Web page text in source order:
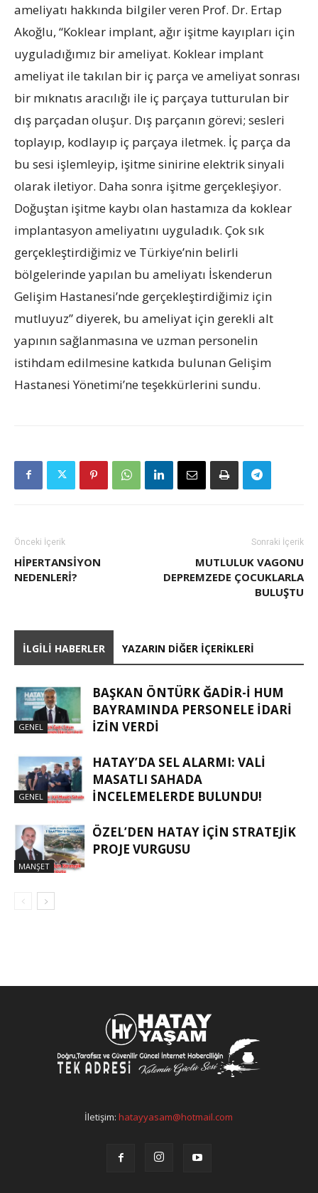
ameliyatı hakkında bilgiler veren Prof. Dr. Ertap
Akoğlu, “Koklear implant, ağır işitme kayıpları için
uyguladığımız bir ameliyat. Koklear implant
ameliyat ile takılan bir iç parça ve ameliyat sonrası
bir mıknatıs aracılığı ile iç parçaya tutturulan bir
dış parçadan oluşur. Dış parçanın görevi; sesleri
toplayıp, kodlayıp iç parçaya iletmek. İç parça da
bu sesi işlemleyip, işitme sinirine elektrik sinyali
olarak iletiyor. Daha sonra işitme gerçekleşiyor.
Doğuştan işitme kaybı olan hastamıza da koklear
implantasyon ameliyatını uyguladık. Çok sık
gerçekleştirdiğimiz ve Türkiye’nin belirli
bölgelerinde yapılan bu ameliyatı İskenderun
Gelişim Hastanesi’nde gerçekleştirdiğimiz için
mutluyuz” diyerek, bu ameliyat için gerekli alt
yapının sağlanmasına ve uzman personelin
istihdam edilmesine katkıda bulunan Gelişim
Hastanesi Yönetimi’ne teşekkürlerini sundu.
Önceki İçerik
HIPERTANSIYON
NEDENLERI?
Sonraki İçerik
MUTLULUK VAGONU
DEPREMZEDE ÇOCUKLARLA
BULUŞTU
İLGILI HABERLER YAZARIN DIĞER İÇERIKLERI
GENEL
BAŞKAN ÖNTÜRK ĞADIR-İ HUM
BAYRAMINDA PERSONELE İDARI
İZIN VERDI
GENEL
HATAY’DA SEL ALARMI: VALI
MASATLI SAHADA
İNCELEMELERDE BULUNDU!
MANŞET
ÖZEL’DEN HATAY İÇIN STRATEJIK
PROJE VURGUSU
İletişim:hatayyasam@hotmail.com